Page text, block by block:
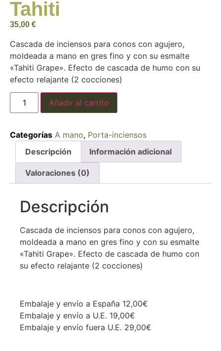
Tahiti
35,00 €
Cascada de inciensos para conos con agujero,
moldeada a mano en gres fino y con su esmalte
«Tahiti Grape». Efecto de cascada de humo con su
efecto relajante (2 cocciones)
Añadir al carrito
Categorías A mano, Porta-inciensos
Descripción
Información adicional
Valoraciones (0)
Descripción
Cascada de inciensos para conos con agujero,
moldeada a mano en gres fino y con su esmalte
«Tahiti Grape». Efecto de cascada de humo con
su efecto relajante (2 cocciones)
Embalaje y envío a España 12,00€
Embalaje y envío a U.E. 19,00€
Embalaje y envío fuera U.E. 29,00€